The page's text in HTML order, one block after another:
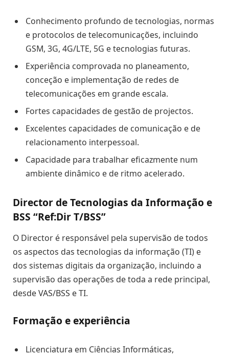
Conhecimento profundo de tecnologias, normas
e protocolos de telecomunicações, incluindo
GSM, 3G, 4G/LTE, 5G e tecnologias futuras.
Experiência comprovada no planeamento,
conceção e implementação de redes de
telecomunicações em grande escala.
Fortes capacidades de gestão de projectos.
Excelentes capacidades de comunicação e de
relacionamento interpessoal.
Capacidade para trabalhar eficazmente num
ambiente dinâmico e de ritmo acelerado.
Director de Tecnologias da Informação e
BSS “Ref:DirT/BSS”
O Director é responsável pela supervisão de todos
os aspectos das tecnologias da informação (TI) e
dos sistemas digitais da organização, incluindo a
supervisão das operações de toda a rede principal,
desde VAS/BSS e TI.
Formação e experiência
Licenciatura em Ciências Informáticas,